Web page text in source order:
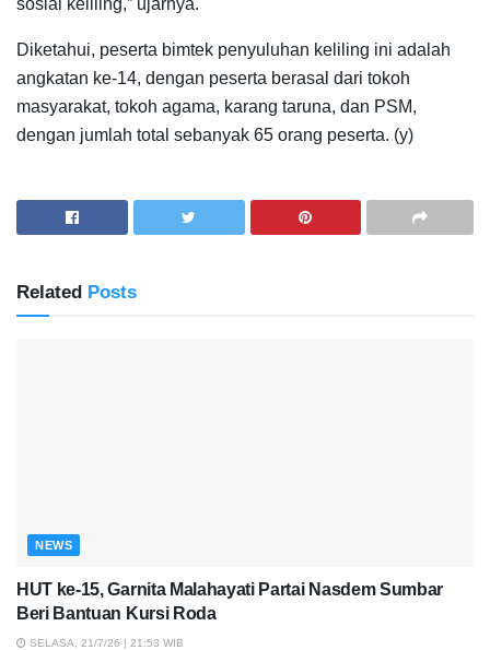
sosial keliling,” ujarnya.
Diketahui, peserta bimtek penyuluhan keliling ini adalah
angkatan ke-14, dengan peserta berasal dari tokoh
masyarakat, tokoh agama, karang taruna, dan PSM,
dengan jumlah total sebanyak 65 orang peserta. (y)
Related Posts
NEWS
HUT ke-15, Garnita Malahayati Partai Nasdem Sumbar
Beri Bantuan Kursi Roda
SELASA, 21/7/26 | 21:53 WIB